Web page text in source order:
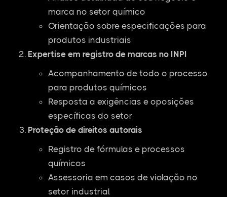
marca no setor químico
Orientação sobre especificações para
produtos industriais
Expertise em registro de marcas no INPI
Acompanhamento de todo o processo
para produtos químicos
Resposta a exigências e oposições
específicas do setor
Proteção de direitos autorais
Registro de fórmulas e processos
químicos
Assessoria em casos de violação no
setor industrial